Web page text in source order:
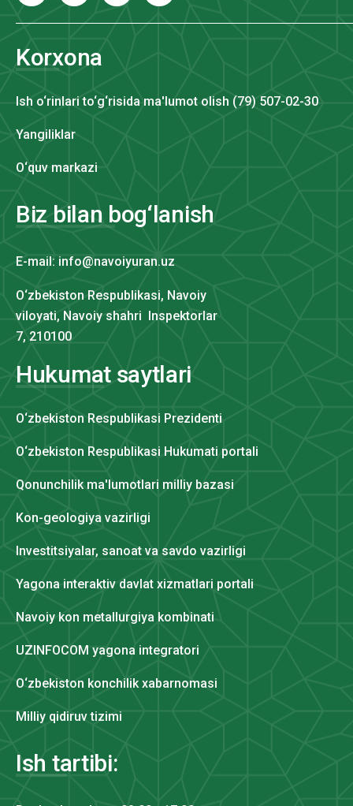
Korxona
Ish o‘rinlari to‘g‘risida ma'lumot olish (79) 507-02-30
Yangiliklar
O‘quv markazi
Biz bilan bog‘lanish
E-mail: info@navoiyuran.uz
O‘zbekiston Respublikasi, Navoiy
viloyati, Navoiy shahri Inspektorlar
7, 210100
Hukumat saytlari
O‘zbekiston Respublikasi Prezidenti
O‘zbekiston Respublikasi Hukumati portali
Qonunchilik ma'lumotlari milliy bazasi
Kon-geologiya vazirligi
Investitsiyalar, sanoat va savdo vazirligi
Yagona interaktiv davlat xizmatlari portali
Navoiy kon metallurgiya kombinati
UZINFOCOM yagona integratori
O‘zbekiston konchilik xabarnomasi
Milliy qidiruv tizimi
Ish tartibi: